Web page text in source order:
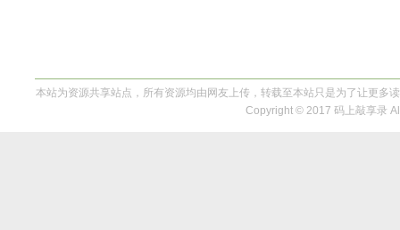
本站为资源共享站点，所有资源均由网友上传，转载至本站只是为了让更多
Copyright © 2017 码上敲享录